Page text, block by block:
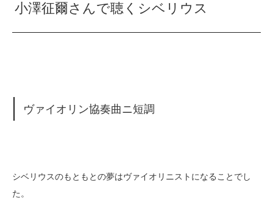
小澤征爾さんで聴くシベリウス
ヴァイオリン協奏曲ニ短調
シベリウスのもともとの夢はヴァイオリニストになることでし
た。